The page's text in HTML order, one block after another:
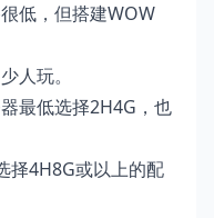
低，但搭建WOW
人玩。
最低选择2H4G，也
择4H8G或以上的配